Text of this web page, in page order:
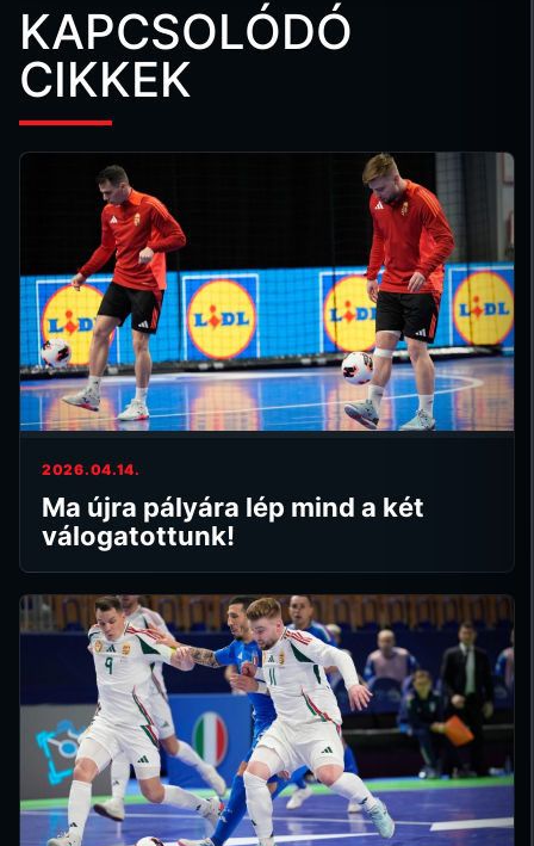
KAPCSOLÓDÓ
CIKKEK
2026.04.14.
Ma újra pályára lép mind a két
válogatottunk!